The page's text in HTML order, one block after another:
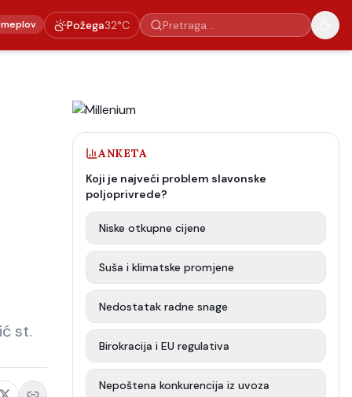
Požega32°C
st.
ANKETA
Koji je najveći problem slavonske
poljoprivrede?
Niske otkupne cijene
Suša i klimatske promjene
Nedostatak radne snage
Birokracija i EU regulativa
Nepoštena konkurencija iz uvoza